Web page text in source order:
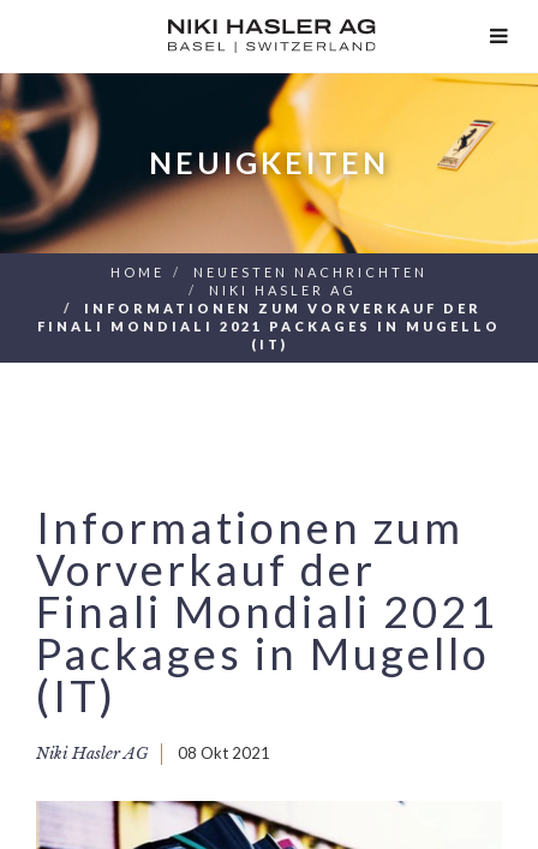
NEUIGKEITEN
HOME
NEUESTEN NACHRICHTEN
NIKI HASLER AG
INFORMATIONEN ZUM VORVERKAUF DER
FINALI MONDIALI 2021 PACKAGES IN MUGELLO
(IT)
Informationen zum
Vorverkauf der
Finali Mondiali 2021
Packages in Mugello
(IT)
Niki Hasler AG 08 Okt 2021